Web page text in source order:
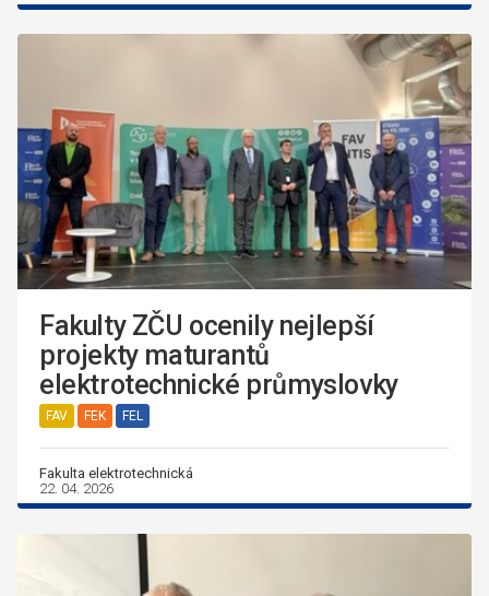
Fakulty ZČU ocenily nejlepší
projekty maturantů
elektrotechnické průmyslovky
FAV FEK FEL
Fakulta elektrotechnická
22. 04. 2026